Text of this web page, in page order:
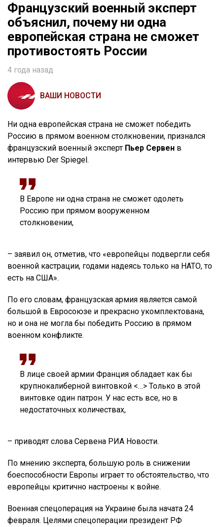
Французский военный эксперт
объяснил, почему ни одна
европейская страна не сможет
противостоять России
4 года назад
ВАШИ НОВОСТИ
Ни одна европейская страна не сможет победить
Россию в прямом военном столкновении, признался
французский военный эксперт Пьер Сервен в
интервью Der Spiegel.
В Европе ни одна страна не сможет одолеть
Россию при прямом вооруженном
столкновении,
– заявил он, отметив, что «европейцы подвергли себя
военной кастрации, годами надеясь только на НАТО, то
есть на США».
По его словам, французская армия является самой
большой в Евросоюзе и прекрасно укомплектована,
но и она не могла бы победить Россию в прямом
военном конфликте.
В лице своей армии Франция обладает как бы
крупнокалиберной винтовкой <…> Только в этой
винтовке один патрон. У нас есть все, но в
недостаточных количествах,
– приводят слова Сервена РИА Новости.
По мнению эксперта, большую роль в снижении
боеспособности Европы играет то обстоятельство, что
европейцы критично настроены к войне.
Военная спецоперация на Украине была начата 24
февраля. Целями спецоперации президент РФ